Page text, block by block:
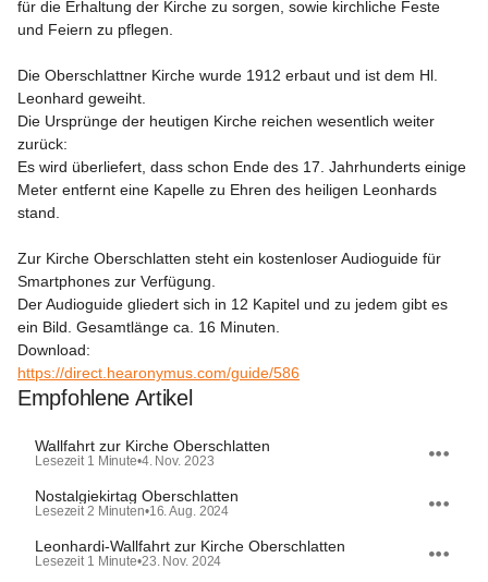
für die Erhaltung der Kirche zu sorgen, sowie kirchliche Feste
und Feiern zu pflegen.
Die Oberschlattner Kirche wurde 1912 erbaut und ist dem Hl.
Leonhard geweiht.
Die Ursprünge der heutigen Kirche reichen wesentlich weiter
zurück:
Es wird überliefert, dass schon Ende des 17. Jahrhunderts einige
Meter entfernt eine Kapelle zu Ehren des heiligen Leonhards
stand.
Zur Kirche Oberschlatten steht ein kostenloser Audioguide für
Smartphones zur Verfügung.
Der Audioguide gliedert sich in 12 Kapitel und zu jedem gibt es
ein Bild. Gesamtlänge ca. 16 Minuten.
https://direct.hearonymus.com/guide/586
Empfohlene Artikel
Wallfahrt zur Kirche Oberschlatten
Lesezeit 1 Minute•4. Nov. 2023
Nostalgiekirtag Oberschlatten
Lesezeit 2 Minuten•16. Aug. 2024
Leonhardi-Wallfahrt zur Kirche Oberschlatten
Lesezeit 1 Minute•23. Nov. 2024